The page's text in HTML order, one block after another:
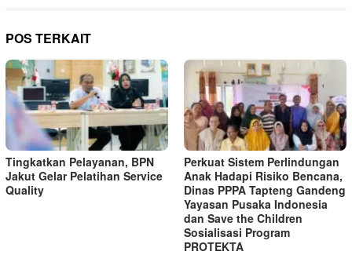
POS TERKAIT
Tingkatkan Pelayanan, BPN
Jakut Gelar Pelatihan Service
Quality
Perkuat Sistem Perlindungan
Anak Hadapi Risiko Bencana,
Dinas PPPA Tapteng Gandeng
Yayasan Pusaka Indonesia
dan Save the Children
Sosialisasi Program
PROTEKTA